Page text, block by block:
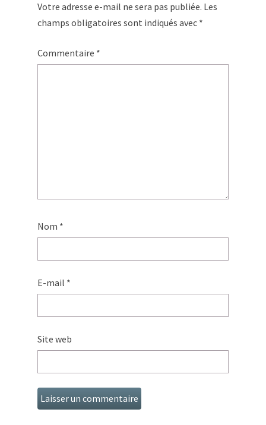
Votre adresse e-mail ne sera pas publiée. Les
champs obligatoires sont indiqués avec *
Commentaire *
Nom *
E-mail *
Site web